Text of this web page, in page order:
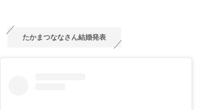
たかまつななさん結婚発表